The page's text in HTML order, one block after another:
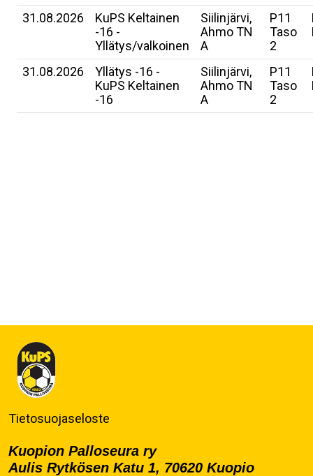
31.08.2026
KuPS Keltainen
-16 -
Yllätys/valkoinen
Siilinjärvi,
Ahmo TN
A
P11
Taso
2
31.08.2026
Yllätys -16 -
KuPS Keltainen
-16
Siilinjärvi,
Ahmo TN
A
P11
Taso
2
Tietosuojaseloste
Kuopion Palloseura ry
Aulis Rytkösen Katu 1, 70620 Kuopio